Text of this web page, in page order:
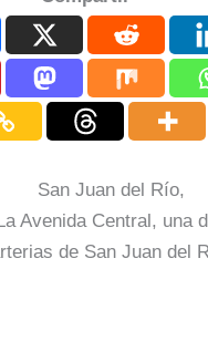
Juan del Río,
Avenida Central, una
de San Juan del